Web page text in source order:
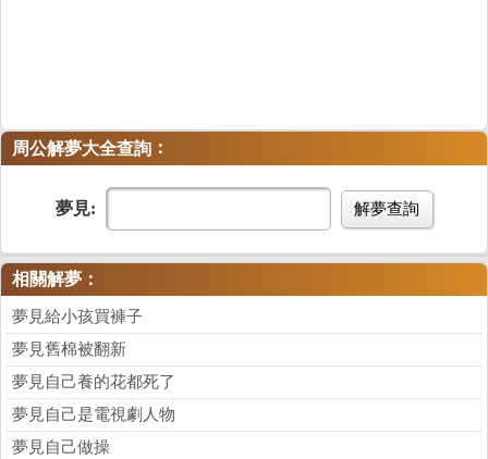
周公解夢大全查詢 ：
夢見: 解夢查詢
相關解夢：
夢見給小孩買褲子
夢見舊棉被翻新
夢見自己養的花都死了
夢見自己是電視劇人物
夢見自己做操